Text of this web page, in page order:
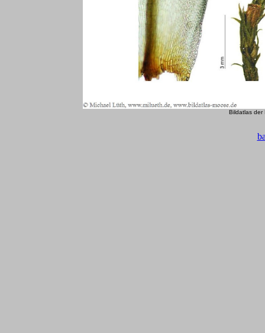
Bildatlas der